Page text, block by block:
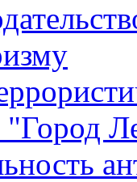
"Город